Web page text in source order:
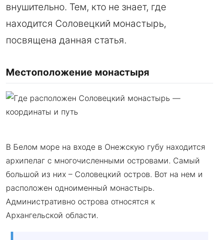
внушительно. Тем, кто не знает, где
находится Соловецкий монастырь,
посвящена данная статья.
Местоположение монастыря
В Белом море на входе в Онежскую губу находится
архипелаг с многочисленными островами. Самый
большой из них – Соловецкий остров. Вот на нем и
расположен одноименный монастырь.
Административно острова относятся к
Архангельской области.